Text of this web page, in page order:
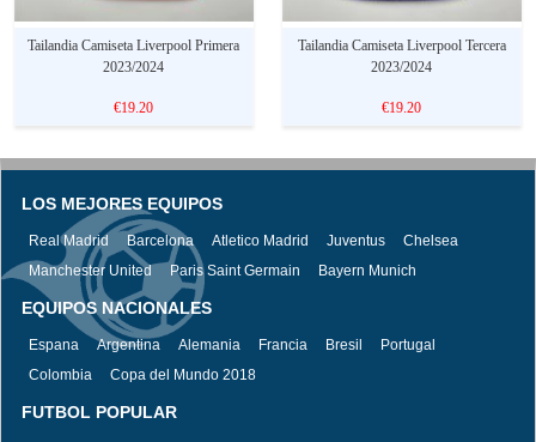
Tailandia Camiseta Liverpool Primera
2023/2024
€19.20
Tailandia Camiseta Liverpool Tercera
2023/2024
€19.20
LOS MEJORES EQUIPOS
Real Madrid Barcelona Atletico Madrid Juventus
Chelsea
Manchester United
Paris Saint Germain Bayern Munich
EQUIPOS NACIONALES
Espana Argentina Alemania Francia Bresil
Portugal
Colombia
Copa del Mundo 2018
FUTBOL POPULAR